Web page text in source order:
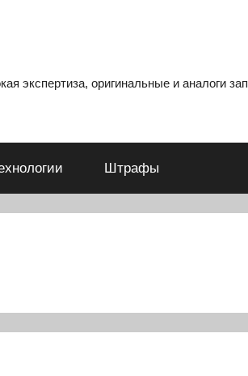
экспертиза, оригинальные и аналоги
Штрафы